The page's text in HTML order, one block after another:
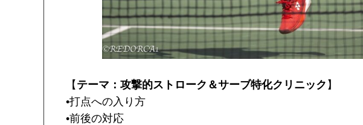
【 テーマ：攻撃的ストローク＆サーブ特化クリニック 】
•打点への入り方
•前後の対応